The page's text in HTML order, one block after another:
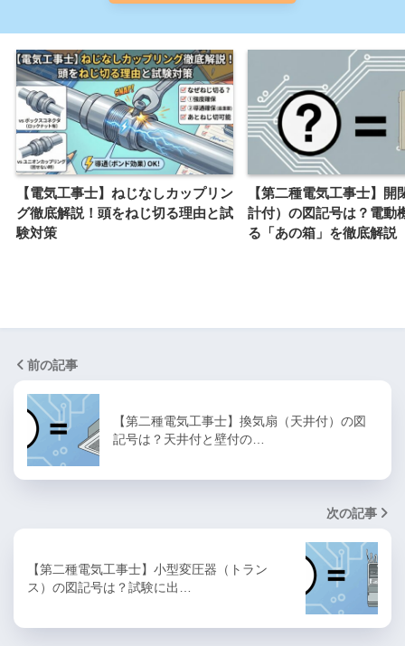
【電気工事士】ねじなしカップリン
グ徹底解説！頭をねじ切る理由と試
験対策
【第二種電気工事士】開
計付）の図記号は？電動
る「あの箱」を徹底解説
前の記事
【第二種電気工事士】換気扇（天井付）の図
記号は？天井付と壁付の…
次の記事
【第二種電気工事士】小型変圧器（トラン
ス）の図記号は？試験に出…